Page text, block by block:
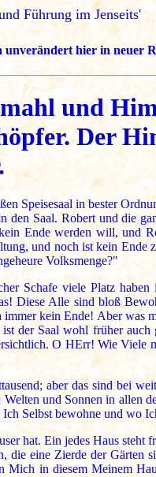
Führung im Jenseits'
unverändert hier in neuer
und
Der
Speisesaal in bester
den Saal. Robert und die
Ende werden will, und
und noch ist kein Ende
Volksmenge?"
Schafe viele Platz
Diese Alle sind bloß
kein Ende! Aber was
der Saal wohl früher auch
O HErr! Wie Viele
aber das sind bei
Welten und Sonnen in allen
Selbst bewohne und wo
hat. Ein jedes Haus steht
eine Zierde der Gärten
in diesem Meinem